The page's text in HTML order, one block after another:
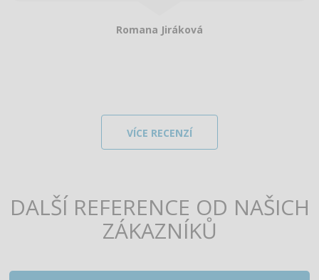
Romana Jiráková
VÍCE RECENZÍ
DALŠÍ REFERENCE OD NAŠICH
ZÁKAZNÍKŮ